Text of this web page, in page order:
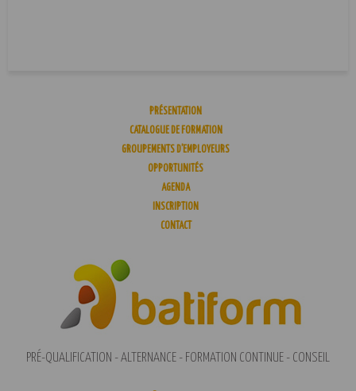
PRÉSENTATION
CATALOGUE DE FORMATION
GROUPEMENTS D’EMPLOYEURS
OPPORTUNITÉS
AGENDA
INSCRIPTION
CONTACT
PRÉ-QUALIFICATION - ALTERNANCE - FORMATION CONTINUE - CONSEIL